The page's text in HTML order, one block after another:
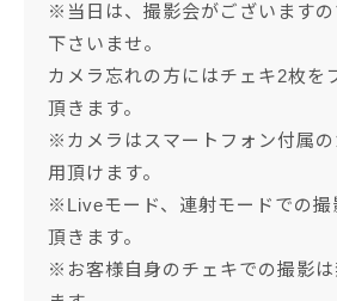
※当日は、撮影会がございます
下さいませ。
カメラ忘れの方にはチェキ2枚を
頂きます。
※カメラはスマートフォン付属
用頂けます。
※Liveモード、連射モードでの撮
頂きます。
※お客様自身のチェキでの撮影は